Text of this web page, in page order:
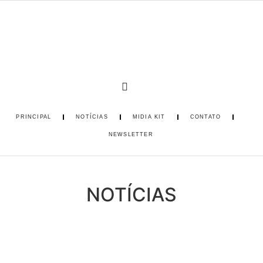
PRINCIPAL NOTÍCIAS MIDIA KIT CONTATO
NEWSLETTER
NOTÍCIAS